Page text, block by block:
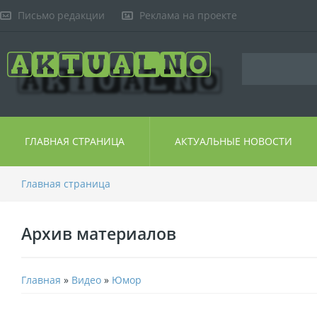
Письмо редакции Реклама на проекте
ГЛАВНАЯ СТРАНИЦА АКТУАЛЬНЫЕ НОВОСТИ
Главная страница
Архив материалов
Главная » Видео » Юмор